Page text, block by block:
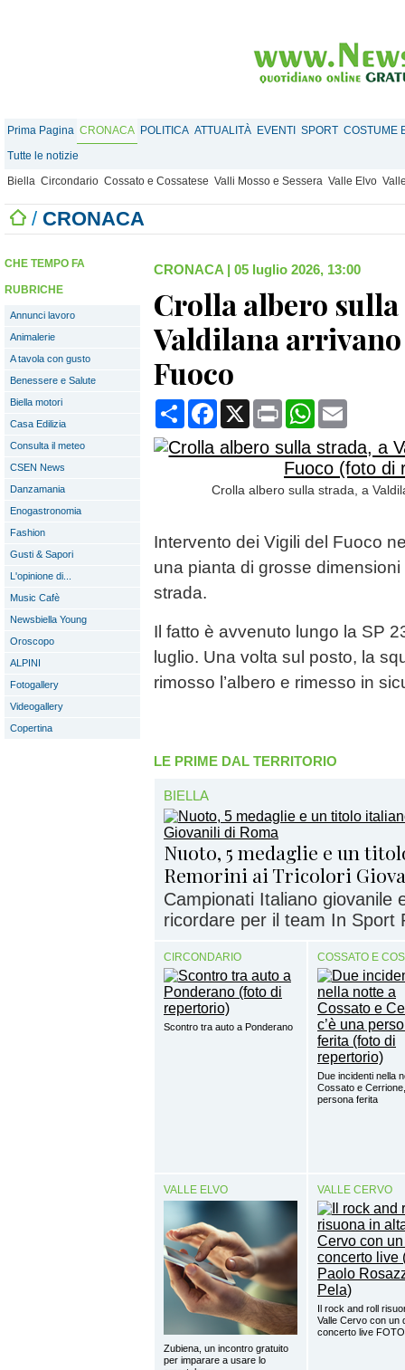
Prima Pagina CRONACA POLITICA ATTUALITÀ EVENTI SPORT COSTUME
Tutte le notizie
Biella Circondario Cossato e Cossatese Valli Mosso e Sessera Valle Elvo
/ CRONACA
CHE TEMPO FA
RUBRICHE
Annunci lavoro
Animalerie
A tavola con gusto
Benessere e Salute
Biella motori
Casa Edilizia
Consulta il meteo
CSEN News
Danzamania
Enogastronomia
Fashion
Gusti & Sapori
L'opinione di...
Music Cafè
Newsbiella Young
Oroscopo
ALPINI
Fotogallery
Videogallery
Copertina
CRONACA | 05 luglio 2026, 13:00
Crolla albero
Valdilana
Fuoco
CondividiFacebook
X Print WhatsApp
Crolla albero sulla strada, a
Intervento dei Vigili del Fuoco
una pianta di grosse
strada.
Il fatto è avvenuto lungo la SP
luglio. Una volta sul posto, la
rimosso l’albero e rimesso in
LE PRIME DAL TERRITORIO
BIELLA
Nuoto, 5 medaglie e un
Remorini ai Tricolori
Campionati Italiano giovanile
ricordare per il team In Sport
CIRCONDARIO
Scontro tra auto a Ponderano
COSSATO E
Due incidenti nella
Cossato e
persona ferita
VALLE ELVO
Zubiena, un incontro gratuito
per imparare a usare lo
VALLE CERVO
Il rock and roll
Valle Cervo con un
concerto live FOTO